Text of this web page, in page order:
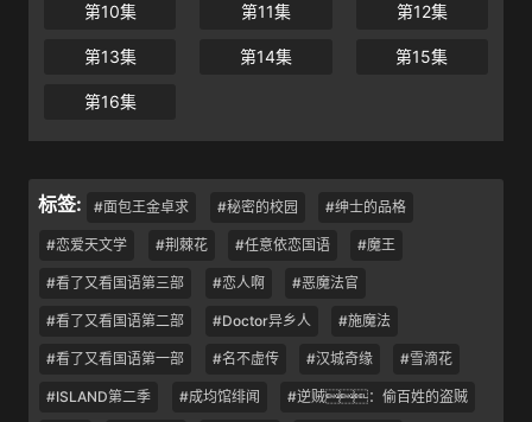
第10集 第11集 第12集
第13集 第14集 第15集
第16集
标签: #面包王金卓求 #秘密的校园 #绅士的品格
#恋爱天文学 #荆棘花 #任意依恋国语 #魔王
#看了又看国语第三部 #恋人啊 #恶魔法官
#看了又看国语第二部 #Doctor异乡人 #施魔法
#看了又看国语第一部 #名不虚传 #汉城奇缘 #雪滴花
#ISLAND第二季 #成均馆绯闻 #逆贼：偷百姓的盗贼